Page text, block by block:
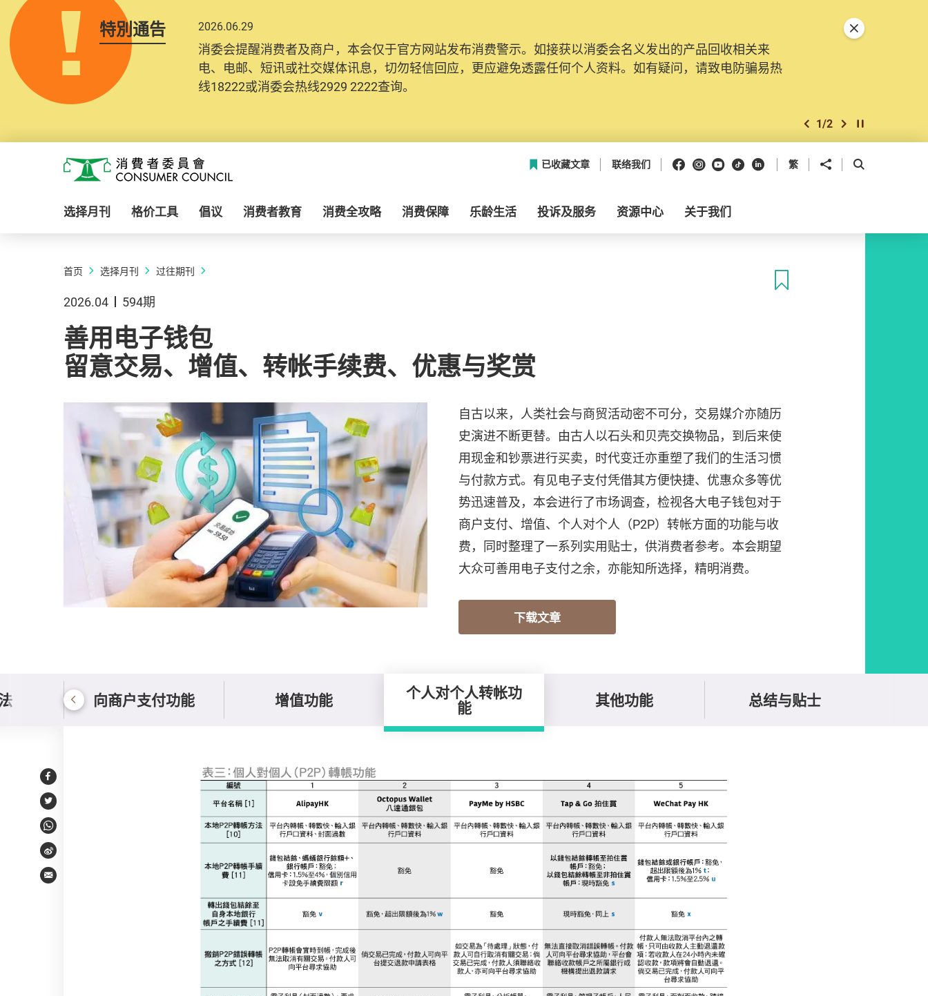
特別通告 2026.06.29
消委会提醒消费者及商户，本会仅于官方网站发布消费警示。如接获以消委会名义发出的产品回收相关来
电、电邮、短讯或社交媒体讯息，切勿轻信回应，更应避免透露任何个人资料。如有疑问，请致电防骗易热
线18222或消委会热线2929 2222查询。
上一个
1/2 下一个开始/暂停幻灯
关闭特別通告
消费者委员会
已收藏文章 联络我们 Facebook
Instagram
Youtube
抖音领英 繁 分享到 开启搜寻框
选择月刊 格价工具 倡议 消费者教育 消费全攻略 消费保障 乐龄生活 投诉及服务 资源中心 关于我们
首页 选择月刊 过往期刊
2026.04 594期
善用电子钱包
留意交易、增值、转帐手续费、优惠与奖赏
自古以来，人类社会与商贸活动密不可分，交易媒介亦随历
史演进不断更替。由古人以石头和贝壳交换物品，到后来使
用现金和钞票进行买卖，时代变迁亦重塑了我们的生活习惯
与付款方式。有见电子支付凭借其方便快捷、优惠众多等优
势迅速普及，本会进行了市场调查，检视各大电子钱包对于
商户支付、增值、个人对个人（P2P）转帐方面的功能与收
费，同时整理了一系列实用贴士，供消费者参考。本会期望
大众可善用电子支付之余，亦能知所选择，精明消费。
下载文章
向商户支付功能 增值功能 个人对个人转帐功
能 其他功能 总结与贴士
Facebook
Twitter
WhatsApp
Weibo
Email